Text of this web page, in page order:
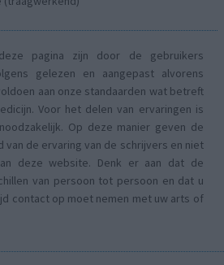
pagina zijn door de gebruikers
gelezen en aangepast alvorens
aan onze standaarden wat betreft
Voor het delen van ervaringen is
Op deze manier geven de
van de ervaring van de schrijvers en niet
deze website. Denk er aan dat de
van persoon tot persoon en dat u
contact op moet nemen met uw arts of